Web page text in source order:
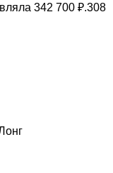
342 700 ₽.308